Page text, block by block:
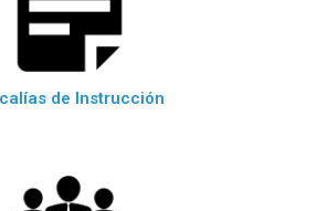
de Instrucción